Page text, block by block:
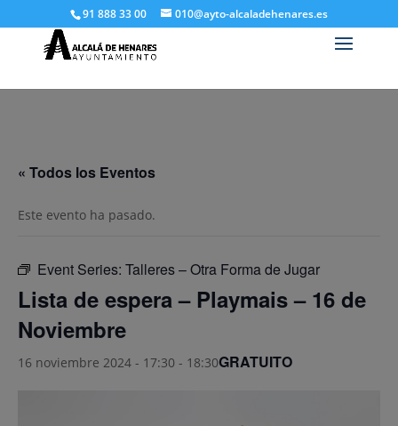
91 888 33 00 010@ayto-alcaladehenares.es
« Todos los Eventos
Este evento ha pasado.
Event Series: Talleres – Otra Forma de Jugar
Lista de espera – Playmais – 16 de
Noviembre
16 noviembre 2024 - 17:30 - 18:30GRATUITO